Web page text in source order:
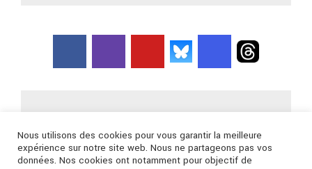
Connexion
Nous utilisons des cookies pour vous garantir la meilleure
expérience sur notre site web. Nous ne partageons pas vos
données. Nos cookies ont notamment pour objectif de